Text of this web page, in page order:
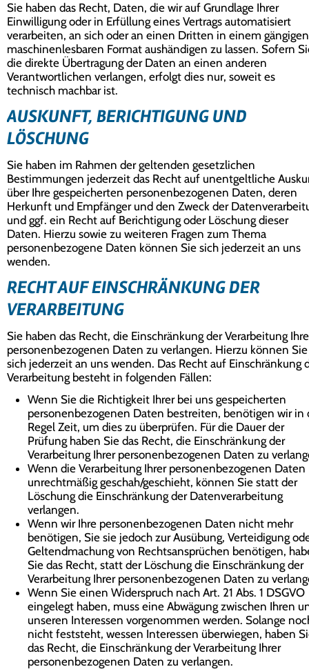
Sie haben das Recht, Daten, die wir auf Grundlage Ihrer
Einwilligung oder in Erfüllung eines Vertrags automatisiert
verarbeiten, an sich oder an einen Dritten in einem
maschinenlesbaren Format aushändigen zu lassen. Sofern
die direkte Übertragung der Daten an einen anderen
Verantwortlichen verlangen, erfolgt dies nur, soweit es
technisch machbar ist.
AUSKUNFT, BERICHTIGUNG UND
LÖSCHUNG
Sie haben im Rahmen der geltenden gesetzlichen
Bestimmungen jederzeit das Recht auf unentgeltliche
über Ihre gespeicherten personenbezogenen Daten, deren
Herkunft und Empfänger und den Zweck der
und ggf. ein Recht auf Berichtigung oder Löschung dieser
Daten. Hierzu sowie zu weiteren Fragen zum Thema
personenbezogene Daten können Sie sich jederzeit an uns
wenden.
RECHT AUF EINSCHRÄNKUNG DER
VERARBEITUNG
Sie haben das Recht, die Einschränkung der Verarbeitung
personenbezogenen Daten zu verlangen. Hierzu können Sie
sich jederzeit an uns wenden. Das Recht auf Einschränkung
Verarbeitung besteht in folgenden Fällen:
Wenn Sie die Richtigkeit Ihrer bei uns gespeicherten
personenbezogenen Daten bestreiten, benötigen wir in
Regel Zeit, um dies zu überprüfen. Für die Dauer der
Prüfung haben Sie das Recht, die Einschränkung der
Verarbeitung Ihrer personenbezogenen Daten zu
Wenn die Verarbeitung Ihrer personenbezogenen Daten
unrechtmäßig geschah/geschieht, können Sie statt der
Löschung die Einschränkung der Datenverarbeitung
verlangen.
Wenn wir Ihre personenbezogenen Daten nicht mehr
benötigen, Sie sie jedoch zur Ausübung, Verteidigung
Geltendmachung von Rechtsansprüchen benötigen,
Sie das Recht, statt der Löschung die Einschränkung der
Verarbeitung Ihrer personenbezogenen Daten zu
Wenn Sie einen Widerspruch nach Art. 21 Abs. 1 DSGVO
eingelegt haben, muss eine Abwägung zwischen Ihren
unseren Interessen vorgenommen werden. Solange
nicht feststeht, wessen Interessen überwiegen, haben
das Recht, die Einschränkung der Verarbeitung Ihrer
personenbezogenen Daten zu verlangen.